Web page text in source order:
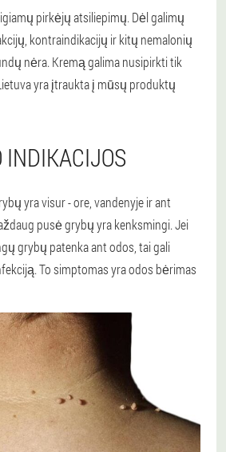
pirkėjų atsiliepimų. Dėl galimų
kontraindikacijų ir kitų nemalonių
nėra. Kremą galima nusipirkti tik
yra įtraukta į mūsų produktų
yra visur - ore, vandenyje ir ant
pusė grybų yra kenksmingi. Jei
grybų patenka ant odos, tai gali
To simptomas yra odos bėrimas